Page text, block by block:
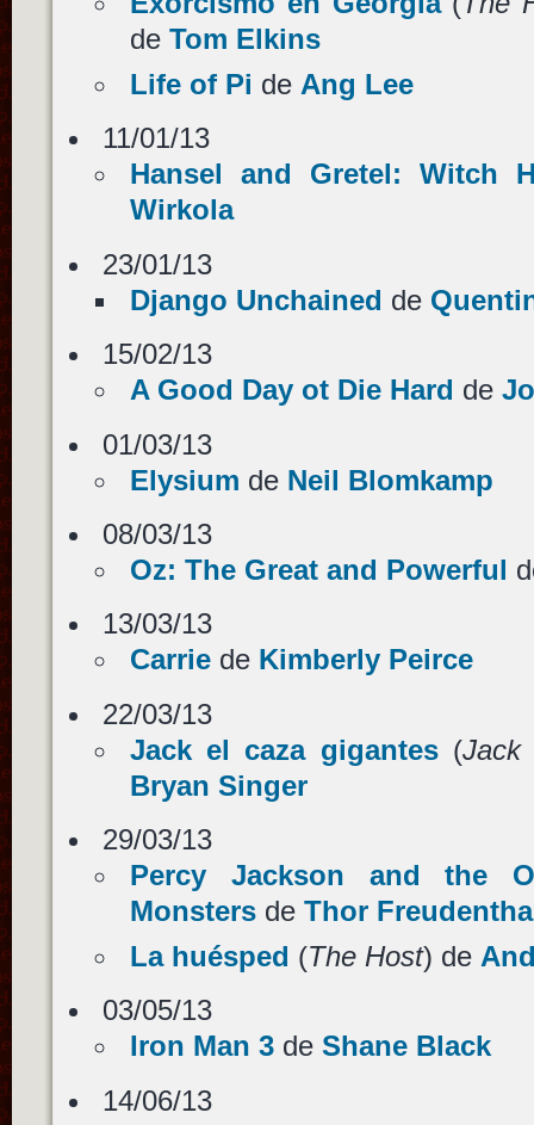
de Tom Elkins
Life of Pi de Ang Lee
11/01/13
Hansel and Gretel: Witch
Wirkola
23/01/13
Django Unchained de
15/02/13
A Good Day ot Die Hard de
01/03/13
Elysium de Neil Blomkamp
08/03/13
Oz: The Great and Powerful
13/03/13
Carriede Kimberly Peirce
22/03/13
Jack el caza gigantes(Jack
Bryan Singer
29/03/13
Percy Jackson and the
Monstersde Thor
La huésped (The Host) de
03/05/13
Iron Man 3de Shane Black
14/06/13